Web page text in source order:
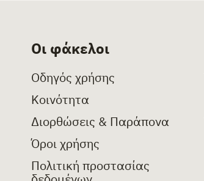
Οι φάκελοι
Οδηγός χρήσης
Κοινότητα
Διορθώσεις & Παράπονα
Όροι χρήσης
Πολιτική προστασίας